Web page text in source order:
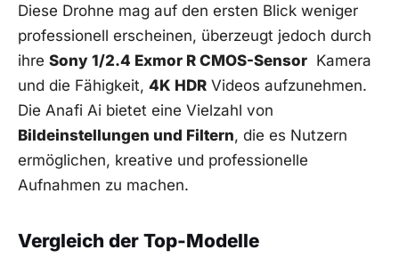
Diese Drohne ⁣mag auf den ​ersten Blick ​weniger
professionell erscheinen, überzeugt jedoch‌ durch
ihre Sony 1/2.4 Exmor R ‍CMOS-Sensor ‍ Kamera
und ‌die Fähigkeit, 4K HDR Videos aufzunehmen.​
Die Anafi Ai bietet eine Vielzahl von
Bildeinstellungen und Filtern, die ⁢es Nutzern
ermöglichen, kreative und professionelle
Aufnahmen zu machen.
Vergleich ⁤der Top-Modelle